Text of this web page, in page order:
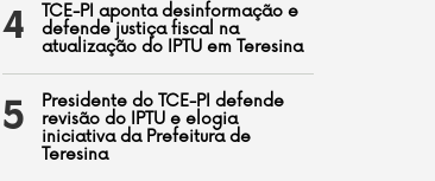
4
TCE-PI aponta desinformação e
defende justiça fiscal na
atualização do IPTU em Teresina
5
Presidente do TCE-PI defende
revisão do IPTU e elogia
iniciativa da Prefeitura de
Teresina